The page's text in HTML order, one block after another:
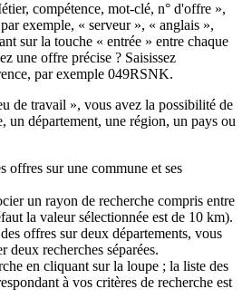
compétence, mot-clé, n° d'offre »,
exemple, « serveur », « anglais »,
sur la touche « entrée » entre chaque
une offre précise ? Saisissez
par exemple 049RSNK.
de travail », vous avez la possibilité de
un département, une région, un pays ou
offres sur une commune et ses
un rayon de recherche compris entre
la valeur sélectionnée est de 10 km).
offres sur deux départements, vous
deux recherches séparées.
en cliquant sur la loupe ; la liste des
à vos critères de recherche est